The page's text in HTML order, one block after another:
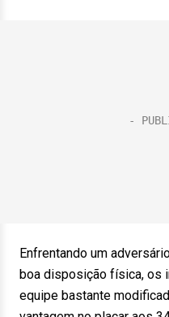
Enfrentando um
boa disposição física, os
equipe bastante